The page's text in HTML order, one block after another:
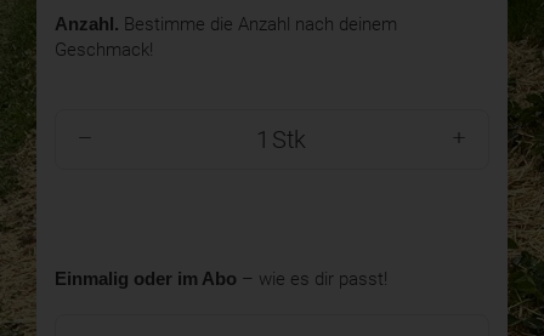
Anzahl. Bestimme die Anzahl nach deinem
Geschmack!
Stk
Einmalig oder im Abo – wie es dir passt!